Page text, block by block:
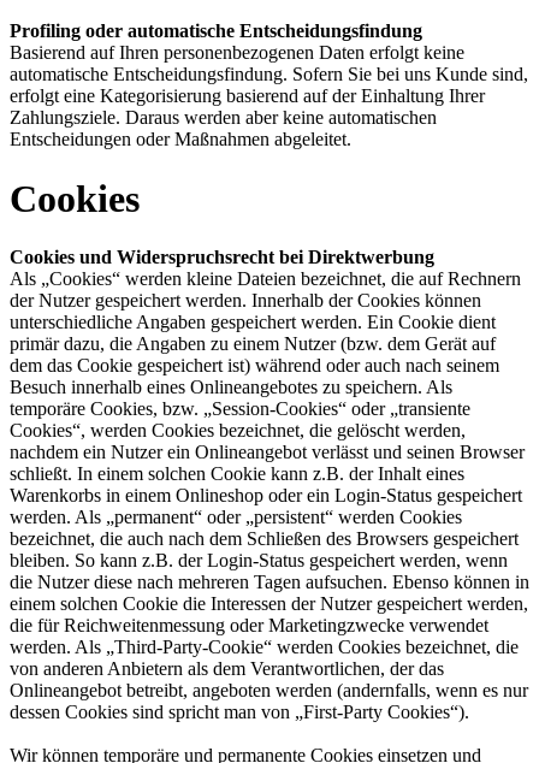
Profiling oder automatische Entscheidungsfindung
Basierend auf Ihren personenbezogenen Daten erfolgt keine
automatische Entscheidungsfindung. Sofern Sie bei uns Kunde sind,
erfolgt eine Kategorisierung basierend auf der Einhaltung Ihrer
Zahlungsziele. Daraus werden aber keine automatischen
Entscheidungen oder Maßnahmen abgeleitet.
Cookies
Cookies und Widerspruchsrecht bei Direktwerbung
Als „Cookies“ werden kleine Dateien bezeichnet, die auf Rechnern
der Nutzer gespeichert werden. Innerhalb der Cookies können
unterschiedliche Angaben gespeichert werden. Ein Cookie dient
primär dazu, die Angaben zu einem Nutzer (bzw. dem Gerät auf
dem das Cookie gespeichert ist) während oder auch nach seinem
Besuch innerhalb eines Onlineangebotes zu speichern. Als
temporäre Cookies, bzw. „Session-Cookies“ oder „transiente
Cookies“, werden Cookies bezeichnet, die gelöscht werden,
nachdem ein Nutzer ein Onlineangebot verlässt und seinen Browser
schließt. In einem solchen Cookie kann z.B. der Inhalt eines
Warenkorbs in einem Onlineshop oder ein Login-Status gespeichert
werden. Als „permanent“ oder „persistent“ werden Cookies
bezeichnet, die auch nach dem Schließen des Browsers gespeichert
bleiben. So kann z.B. der Login-Status gespeichert werden, wenn
die Nutzer diese nach mehreren Tagen aufsuchen. Ebenso können in
einem solchen Cookie die Interessen der Nutzer gespeichert werden,
die für Reichweitenmessung oder Marketingzwecke verwendet
werden. Als „Third-Party-Cookie“ werden Cookies bezeichnet, die
von anderen Anbietern als dem Verantwortlichen, der das
Onlineangebot betreibt, angeboten werden (andernfalls, wenn es nur
dessen Cookies sind spricht man von „First-Party Cookies“).
Wir können temporäre und permanente Cookies einsetzen und